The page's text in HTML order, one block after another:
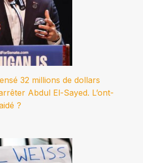
32 millions de dollars
Abdul El-Sayed. L’ont-
?